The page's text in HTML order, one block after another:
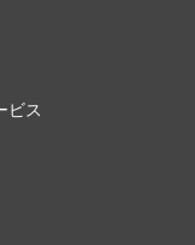
ビス